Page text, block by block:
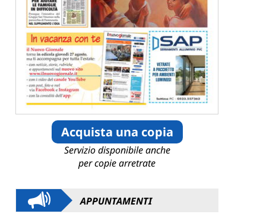
Acquista una copia
Servizio disponibile anche
per copie arretrate
APPUNTAMENTI